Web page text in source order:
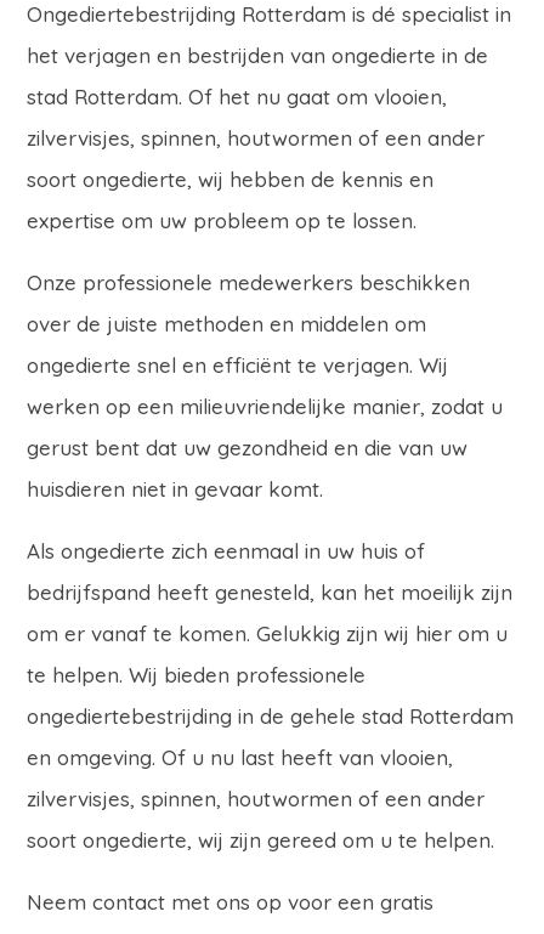
Ongediertebestrijding Rotterdam is dé specialist in
het verjagen en bestrijden van ongedierte in de
stad Rotterdam. Of het nu gaat om vlooien,
zilvervisjes, spinnen, houtwormen of een ander
soort ongedierte, wij hebben de kennis en
expertise om uw probleem op te lossen.
Onze professionele medewerkers beschikken
over de juiste methoden en middelen om
ongedierte snel en efficiënt te verjagen. Wij
werken op een milieuvriendelijke manier, zodat u
gerust bent dat uw gezondheid en die van uw
huisdieren niet in gevaar komt.
Als ongedierte zich eenmaal in uw huis of
bedrijfspand heeft genesteld, kan het moeilijk zijn
om er vanaf te komen. Gelukkig zijn wij hier om u
te helpen. Wij bieden professionele
ongediertebestrijding in de gehele stad Rotterdam
en omgeving. Of u nu last heeft van vlooien,
zilvervisjes, spinnen, houtwormen of een ander
soort ongedierte, wij zijn gereed om u te helpen.
Neem contact met ons op voor een gratis